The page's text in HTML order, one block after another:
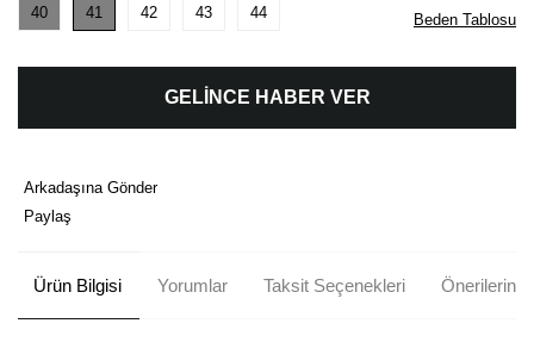
40 41 42 43 44 Beden Tablosu
GELİNCE HABER VER
Arkadaşına Gönder
Paylaş
Ürün Bilgisi Yorumlar Taksit Seçenekleri Önerileriniz